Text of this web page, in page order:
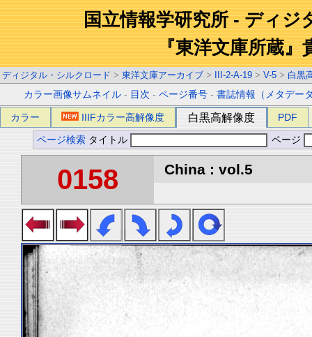
国立情報学研究所 - ディジ
『東洋文庫所蔵』
ディジタル・シルクロード > 東洋文庫アーカイブ > III-2-A-19 > V-5 > 白黒
カラー画像サムネイル - 目次 -ページ番号 -書誌情報（メタデー
カラー IIIFカラー高解像度 白黒高解像度 PDF
ページ検索 タイトル ページ
0158 China : vol.5